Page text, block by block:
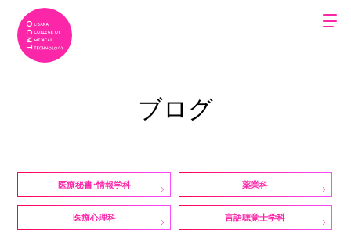
ブログ
医療秘書・情報学科 薬業科
医療心理科 言語聴覚士学科